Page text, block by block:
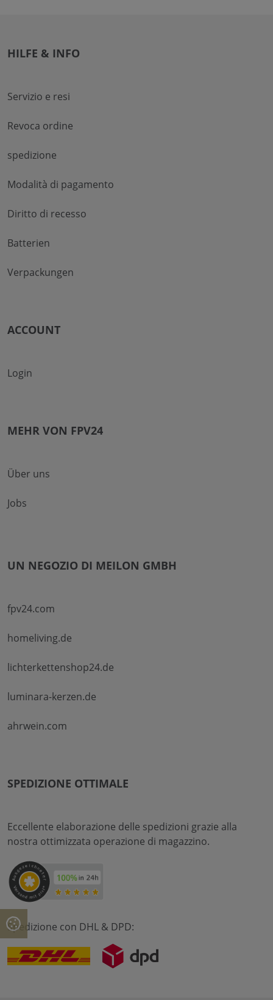
HILFE & INFO
Servizio e resi
Revoca ordine
spedizione
Modalità di pagamento
Diritto di recesso
Batterien
Verpackungen
ACCOUNT
Login
MEHR VON FPV24
Über uns
Jobs
UN NEGOZIO DI MEILON GMBH
fpv24.com
homeliving.de
lichterkettenshop24.de
luminara-kerzen.de
ahrwein.com
SPEDIZIONE OTTIMALE
Eccellente elaborazione delle spedizioni grazie alla
nostra ottimizzata operazione di magazzino.
Spedizione con DHL & DPD: